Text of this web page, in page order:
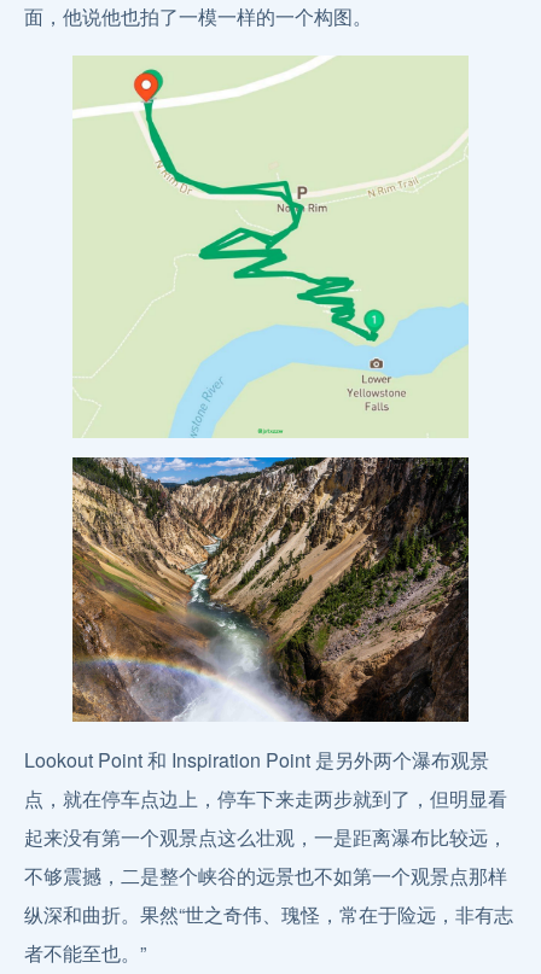
面，他说他也拍了一模一样的一个构图。
Lookout Point 和 Inspiration Point 是另外两个瀑布观景
点，就在停车点边上，停车下来走两步就到了，但明显看
起来没有第一个观景点这么壮观，一是距离瀑布比较远，
不够震撼，二是整个峡谷的远景也不如第一个观景点那样
纵深和曲折。果然“世之奇伟、瑰怪，常在于险远，非有志
者不能至也。”